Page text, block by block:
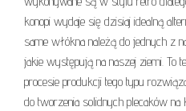
konopi wydaje się dzisiaj idealną
same włókna należą do jednych z
jakie występują na naszej ziemi. To
procesie produkcji tego typu
do tworzenia solidnych plecaków